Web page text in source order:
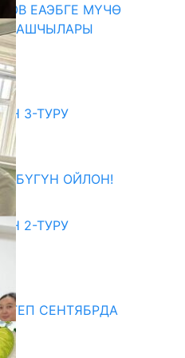
ЕАЭБГЕ МҮЧӨ
БАШЧЫЛАРЫ
3-ТУРУ
БҮГҮН ОЙЛОН!
2-ТУРУ
СЕНТЯБРДА